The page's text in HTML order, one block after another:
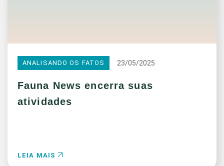
ANALISANDO OS FATOS 23/05/2025
Fauna News encerra suas
atividades
LEIA MAIS